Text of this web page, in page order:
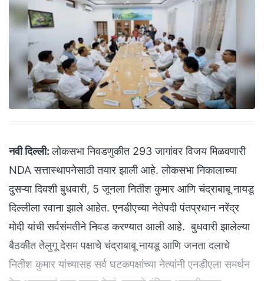
नवी दिल्ली: लोकसभा निवडणुकीत 293 जागांवर विजय मिळवणारी
NDA सत्तास्थापनेसाठी तयार झाली आहे. लोकसभा निकालाच्या
दुसऱ्या दिवशी बुधवारी, 5 जूनला नितीश कुमार आणि चंद्राबाबू नायडू
दिल्लीला रवाना झाले आहेत. एनडीएच्या नेतेपदी पंतप्रधान नरेंद्र
मोदी यांची सर्वसंमतीने निवड करण्यात आली आहे. बुधवारी झालेल्या
बैठकीत तेलुगू देसम पक्षाचे चंद्राबाबू नायडू आणि जनता दलाचे
नितीश कुमार यांच्यासह सर्व घटकपक्षांच्या नेत्यांनी एनडीएला समर्थन